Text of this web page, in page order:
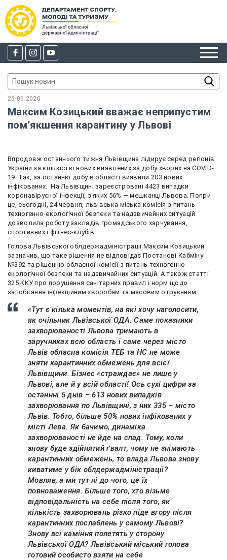
25.06.2020
Максим Козицький вважає неприпустим
пом‘якшення карантину у Львові
Впродовж останнього тижня Львівщина лідирує серед регіонів
України за кількістю нових виявлених за добу хворих на COVID-
19. Так, за останню добу в області виявили 203 нових
інфікованих.
На Львівщині зареєстровані 4423 випадки
коронавірусної інфекції, з яких 56% — мешканці Львова. Попри
це, сьогодні, 24 червня, львівська міська комісія з питань
техногенно-екологічної безпеки та надзвичайних ситуацій
дозволила роботу закладів громадського харчування,
спортивних і фітнес-клубів.
Голова Львівської облдержадміністрації Максим Козицький
зазначив, що таке рішення не відповідає Постанові Кабміну
№392 та рішенню обласної комісії з питань техногенно-
екологічної безпеки та надзвичайних ситуацій. А також статті
325 ККУ про порушення санітарних правил і норм щодо
запобігання інфекційним хворобам та масовим отруєнням.
«Тут є кілька моментів, на які хочу наголосити,
як очільник Львівської ОДА. Саме показники
захворюваності Львова тримають в
заручниках всю область і саме через місто
Львів обласна комісія ТЕБ та НС не може
зняти карантинних обмежень для всієї
Львівщини. Бізнес «страждає» не лише у
Львові, але й у всій області! Ось сухі цифри за
останнні 5 днів – 613 нових випадків
захворювання по Львівщині, з них 335 – місто
Львів. Тобто, більше 50% нових інфікованих у
місті Лева. Як бачимо, динаміка
захворюваності не йде на спад. Тому, коли
знову буде здійнятий ґвалт, чому не знімають
карантинних обмежень, то влада Львова знову
киватиме у бік облдержадміністрації?
Мовляв, а ми тут ні до чого, це їх
повноваження. Більше того, хто візьме
відповідальність на себе після того, як
кількість захворювань різко піде вгору після
карантинних послаблень у самому Львові?
Знову всі каміння полетять у сторону
Львівської ОДА? Львівський міський голова
готовий особисто взяти на себе